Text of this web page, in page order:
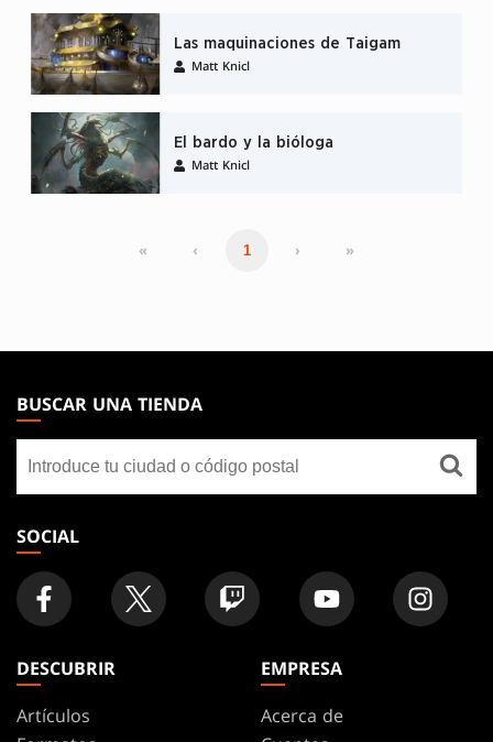
Las maquinaciones de Taigam
Matt Knicl
El bardo y la bióloga
Matt Knicl
« ‹ 1 › »
THE
GATHERING
FOOTER
BUSCAR UNA TIENDA
una
tienda
SOCIAL
DESCUBRIR
Artículos
EMPRESA
Acerca de